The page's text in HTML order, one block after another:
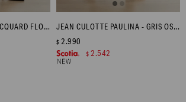
PANTALON RECTO JACQUARD FLORAL - NEGRO JEAN CULOTTE PAULINA - GRIS OSCURO
$ 2.990
$ 2.542